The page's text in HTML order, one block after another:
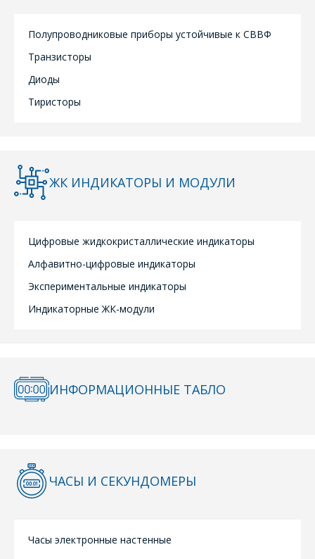
Полупроводниковые приборы устойчивые к СВВФ
Транзисторы
Диоды
Тиристоры
ЖК ИНДИКАТОРЫ И МОДУЛИ
Цифровые жидкокристаллические индикаторы
Алфавитно-цифровые индикаторы
Экспериментальные индикаторы
Индикаторные ЖК-модули
ИНФОРМАЦИОННЫЕ ТАБЛО
ЧАСЫ И СЕКУНДОМЕРЫ
Часы электронные настенные
и ИП.
Продажи физическим
(17) 350-94-32
РАДОСТЬЮ